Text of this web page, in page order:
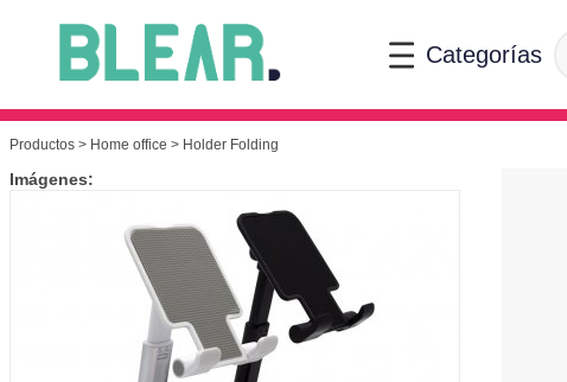
Categorías
Productos > Home office > Holder Folding
Imágenes: